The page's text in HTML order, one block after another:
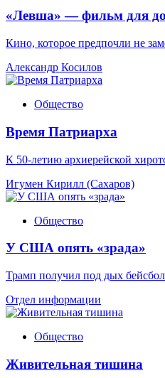
«Левша» — фильм для
Кино, которое предпочли не
Александр Косилов
Общество
Время Патриарха
К 50-летию архиерейской
Игумен Кирилл (Сахаров)
Общество
У США опять «зрада»
Трамп получил под дых
Отдел информации
Общество
Живительная тишина